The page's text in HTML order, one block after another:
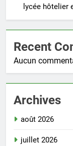
lycée hôtelier
Recent
Aucun
Archives
août 2026
juillet 2026